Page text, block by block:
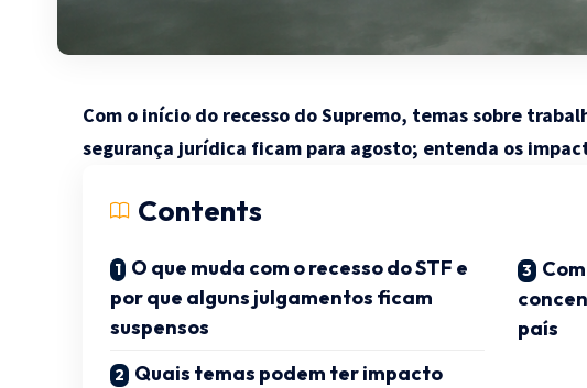
Com o início do recesso do Supremo, temas sobre
segurança jurídica ficam para agosto; entenda os
Contents
O que muda com o recesso do STF e
por que alguns julgamentos ficam
suspensos
Quais temas podem ter impacto
país